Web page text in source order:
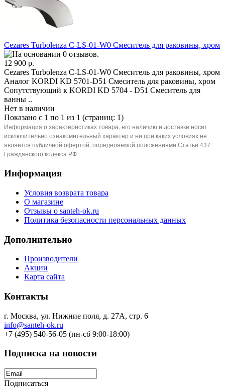
Cezares Turbolenza C-LS-01-W0 Смеситель для раковины, хром
12 900 р.
Cezares Turbolenza C-LS-01-W0 Смеситель для раковины, хром
Аналог KORDI KD 5701-D51 Смеситель для раковины, хром
Cопутствующий к KORDI KD 5704 - D51 Смеситель для
ванны ..
Нет в наличии
Показано с 1 по 1 из 1 (страниц: 1)
Информация о характеристиках товара, его наличию и доставке носит
исключительно ознакомительный характер и ни при каких условиях не
является публичной офертой, определяемой положениями Статьи 437
Гражданского кодекса РФ
Информация
Условия возврата товара
О магазине
Отзывы о santeh-ok.ru
Политика безопасности персональных данных
Дополнительно
Производители
Акции
Карта сайта
Контакты
г. Москва, ул. Нижние поля, д. 27А, стр. 6
info@santeh-ok.ru
+7 (495) 540-56-05 (пн-сб 9:00-18:00)
Подписка на новости
Подписаться